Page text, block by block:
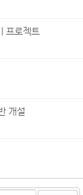
프로젝트
개설